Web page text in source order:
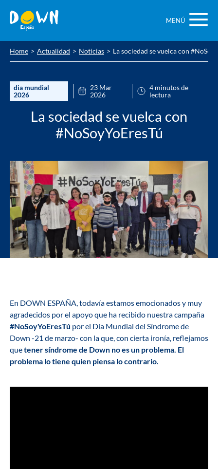
contenido
MENÚ
Home Actualidad Noticias La sociedad se vuelca con
dia mundial
2026
23 Mar
2026
4 minutos de
lectura
La sociedad se vuelca con
#NoSoyYoEresTú
En DOWN ESPAÑA, todavía estamos emocionados y muy
agradecidos por el apoyo que ha recibido nuestra campaña
#NoSoyYoEresTú por el Día Mundial del Síndrome de
Down -21 de marzo- con la que, con cierta ironía, reflejamos
quetener síndrome de Down no es un problema. El
problema lo tiene quien piensa lo contrario.